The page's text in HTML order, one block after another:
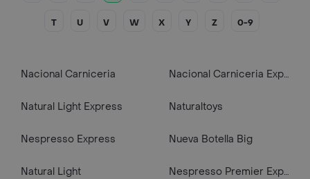
T U V W X Y Z 0-9
Nacional Carniceria Nacional Carniceria Express
Natural Light Express Naturaltoys
Nespresso Express Nueva Botella Big
Natural Light Nespresso Premier Express